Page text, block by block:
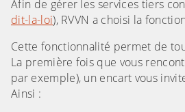
Afin de gérer les services tiers
dit-la-loi), RVVN a choisi la
Cette fonctionnalité permet de
La première fois que vous
par exemple), un encart vous
Ainsi :